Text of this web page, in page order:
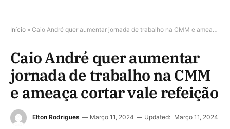
Início » Caio André quer aumentar jornada de trabalho na CMM e ameaça cortar vale refeição
Caio André quer aumentar
jornada de trabalho na CMM
e ameaça cortar vale refeição
Elton Rodrigues Março 11, 2024 Updated: Março 11, 2024